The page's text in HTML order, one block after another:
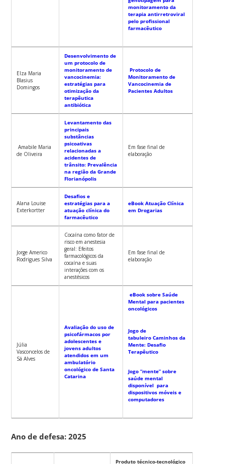
monitoramento da
terapia antirretroviral
pelo profissional
farmacêutico
Elza Maria
Blasius
Domingos
Desenvolvimento de
um protocolo de
monitoramento de
vancocinemia:
estratégias para
otimização da
terapêutica
antibiótica
Protocolo de
Monitoramento de
Vancocinemia de
Pacientes Adultos
Amabile Maria
de Oliveira
Levantamento das
principais
substâncias
psicoativas
relacionadas a
acidentes de
trânsito: Prevalência
na região da Grande
Florianópolis
Em fase final de
elaboração
Alana Louise
Exterkortter
Desafios e
estratégias para a
atuação clínica do
farmacêutico
eBook Atuação Clínica
em Drogarias
Jorge Americo
Rodrigues Silva
Cocaína como fator de
risco em anestesia
geral: Efeitos
farmacológicos da
cocaína e suas
interações com os
anestésicos
Em fase final de
elaboração
Júlia
Vasconcelos de
Sá Alves
Avaliação do uso de
psicofármacos por
adolescentes e
jovens adultos
atendidos em um
ambulatório
oncológico de Santa
Catarina
eBook sobre Saúde
Mental para pacientes
oncológicos
Jogo de
tabuleiro Caminhos da
Mente: Desafio
Terapêutico
Jogo “mente” sobre
saúde mental
disponível para
dispositivos móveis e
computadores
Ano de defesa: 2025
Produto técnico-tecnológico